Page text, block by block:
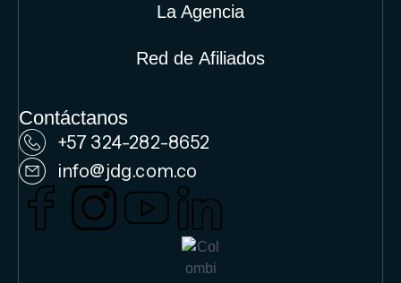
La Agencia
Red de Afiliados
Contáctanos
+57 324-282-8652
info@jdg.com.co